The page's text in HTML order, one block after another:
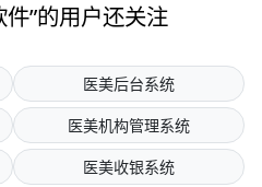
”的用户还关注
医美后台系统
医美机构管理系统
医美收银系统